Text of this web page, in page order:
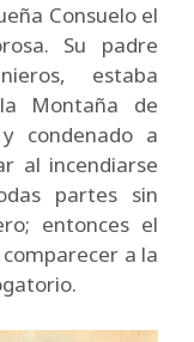
Consuelo el
Su padre
estaba
Montaña de
condenado a
al incendiarse
partes sin
entonces el
a la